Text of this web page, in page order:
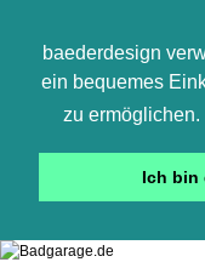
baederdesign
ein bequemes
zu ermöglichen.
Ich bin